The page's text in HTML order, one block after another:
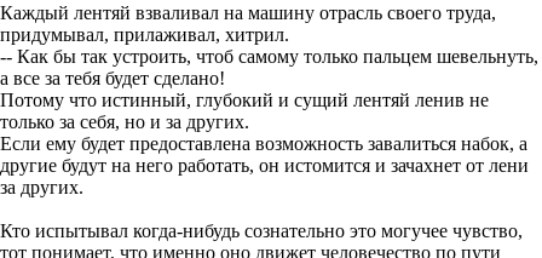
Каждый лентяй взваливал на машину отрасль своего труда,
придумывал, прилаживал, хитрил.
-- Как бы так устроить, чтоб самому только пальцем шевельнуть,
а все за тебя будет сделано!
Потому что истинный, глубокий и сущий лентяй ленив не
только за себя, но и за других.
Если ему будет предоставлена возможность завалиться набок, а
другие будут на него работать, он истомится и зачахнет от лени
за других.
Кто испытывал когда-нибудь сознательно это могучее чувство,
тот понимает, что именно оно движет человечество по пути